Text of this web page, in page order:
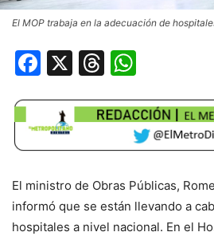
El MOP trabaja en la adecuación de
Facebook
X Threads
El ministro de Obras Públicas,
informó que se están llevando a
hospitales a nivel nacional. En el